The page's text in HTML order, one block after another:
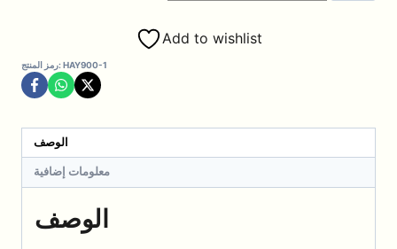
فقط)
Add to wishlist
رمز المنتج:HAY900-1
الوصف
معلومات إضافية
الوصف